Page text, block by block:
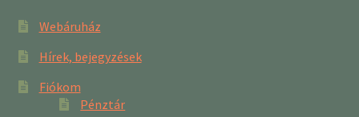
Webáruház
Hírek, bejegyzések
Fiókom
Pénztár